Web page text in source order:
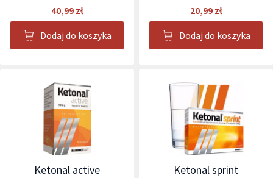
40,99 zł
Dodaj do koszyka
20,99 zł
Dodaj do koszyka
Ketonal active Ketonal sprint